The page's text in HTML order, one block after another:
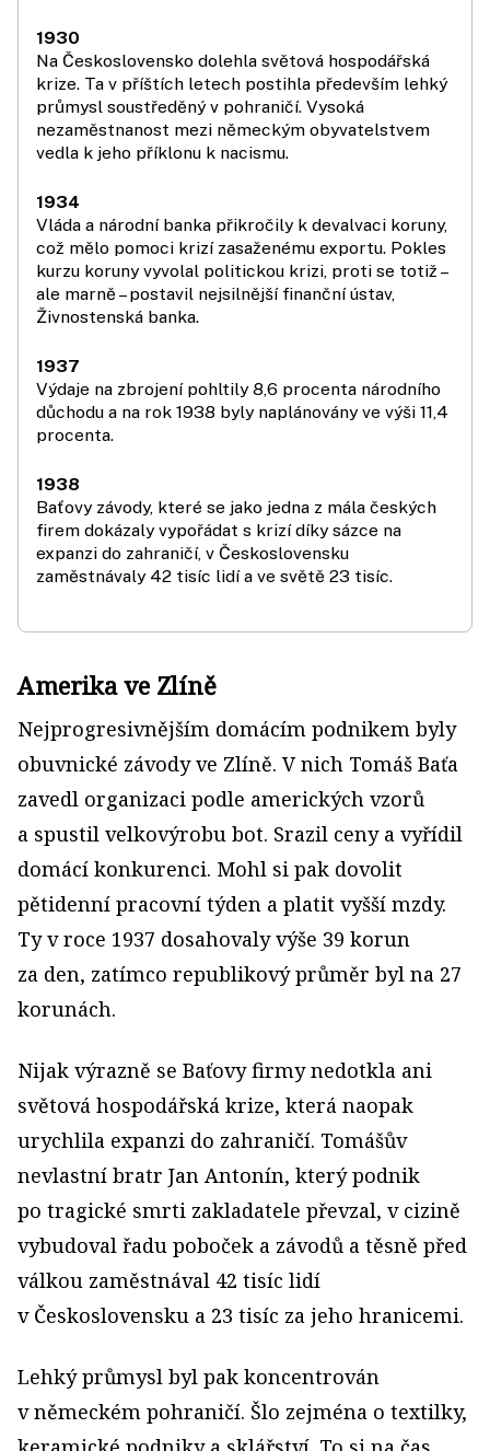
1930
Na Československo dolehla světová hospodářská
krize. Ta v příštích letech postihla především lehký
průmysl soustředěný v pohraničí. Vysoká
nezaměstnanost mezi německým obyvatelstvem
vedla k jeho příklonu k nacismu.
1934
Vláda a národní banka přikročily k devalvaci koruny,
což mělo pomoci krizí zasaženému exportu. Pokles
kurzu koruny vyvolal politickou krizi, proti se totiž –
ale marně – postavil nejsilnější finanční ústav,
Živnostenská banka.
1937
Výdaje na zbrojení pohltily 8,6 procenta národního
důchodu a na rok 1938 byly naplánovány ve výši 11,4
procenta.
1938
Baťovy závody, které se jako jedna z mála českých
firem dokázaly vypořádat s krizí díky sázce na
expanzi do zahraničí, v Československu
zaměstnávaly 42 tisíc lidí a ve světě 23 tisíc.
Amerika ve Zlíně
Nejprogresivnějším domácím podnikem byly
obuvnické závody ve Zlíně. V nich Tomáš Baťa
zavedl organizaci podle amerických vzorů
a spustil velkovýrobu bot. Srazil ceny a vyřídil
domácí konkurenci. Mohl si pak dovolit
pětidenní pracovní týden a platit vyšší mzdy.
Ty v roce 1937 dosahovaly výše 39 korun
za den, zatímco republikový průměr byl na 27
korunách.
Nijak výrazně se Baťovy firmy nedotkla ani
světová hospodářská krize, která naopak
urychlila expanzi do zahraničí. Tomášův
nevlastní bratr Jan Antonín, který podnik
po tragické smrti zakladatele převzal, v cizině
vybudoval řadu poboček a závodů a těsně před
válkou zaměstnával 42 tisíc lidí
v Československu a 23 tisíc za jeho hranicemi.
Lehký průmysl byl pak koncentrován
v německém pohraničí. Šlo zejména o textilky,